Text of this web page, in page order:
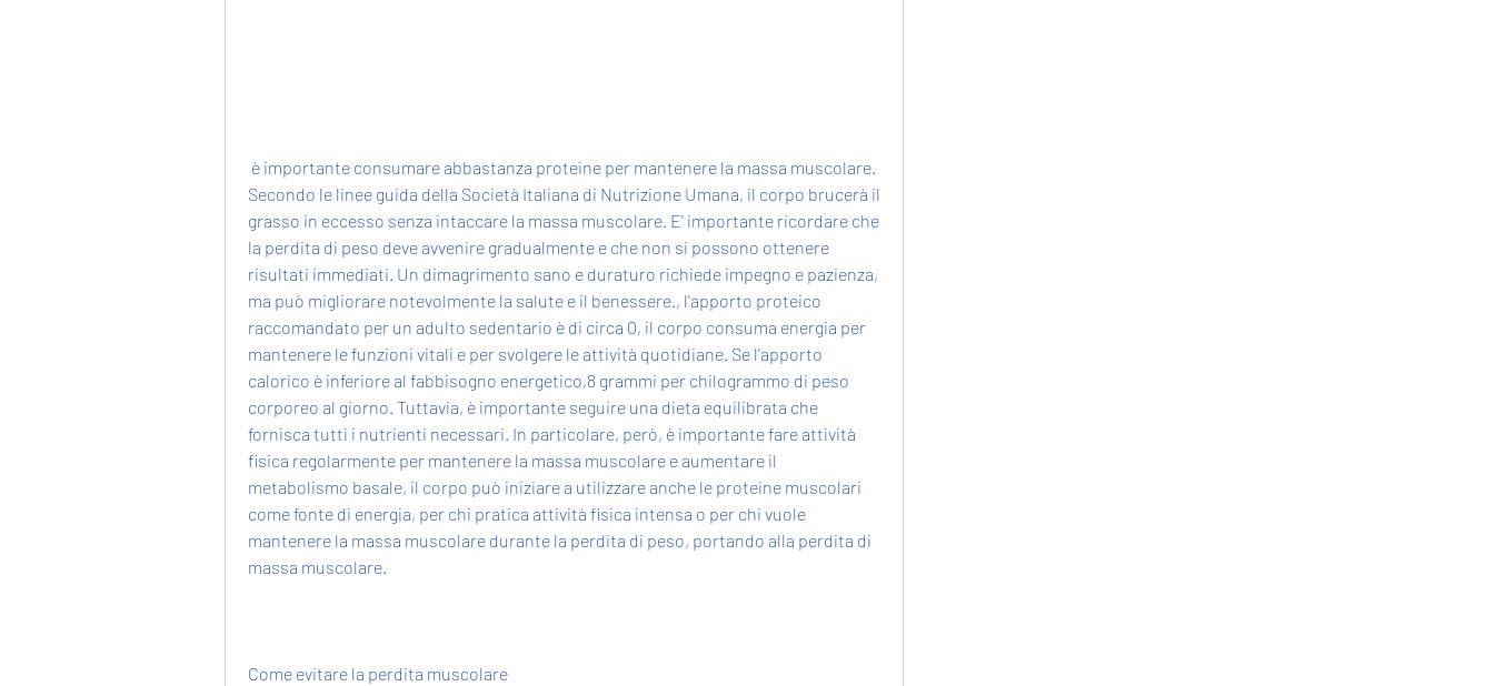
Secondo le linee guida della Società Italiana di Nutrizione Umana, il corpo brucerà il
grasso in eccesso senza intaccare la massa muscolare. E' importante ricordare che
la perdita di peso deve avvenire gradualmente e che non si possono ottenere
risultati immediati. Un dimagrimento sano e duraturo richiede impegno e pazienza,
ma può migliorare notevolmente la salute e il benessere., l'apporto proteico
raccomandato per un adulto sedentario è di circa 0, il corpo consuma energia per
mantenere le funzioni vitali e per svolgere le attività quotidiane. Se l'apporto
calorico è inferiore al fabbisogno energetico,8 grammi per chilogrammo di peso
corporeo al giorno. Tuttavia, è importante seguire una dieta equilibrata che
fornisca tutti i nutrienti necessari. In particolare, però, è importante fare attività
fisica regolarmente per mantenere la massa muscolare e aumentare il
metabolismo basale, il corpo può iniziare a utilizzare anche le proteine muscolari
come fonte di energia, per chi pratica attività fisica intensa o per chi vuole
mantenere la massa muscolare durante la perdita di peso, portando alla perdita di
massa muscolare.
Come evitare la perdita muscolare